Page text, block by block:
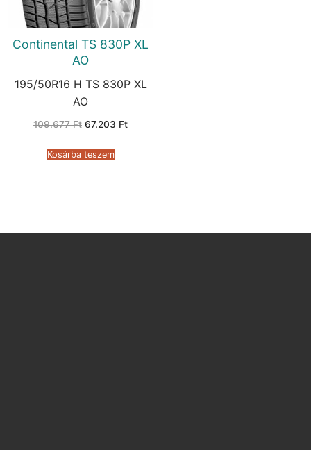
Continental TS 830P XL
AO
195/50R16 H TS 830P XL
AO
109.677Ft Original
109.677 Ft.
67.203 FtCurrent
Kosárba teszem